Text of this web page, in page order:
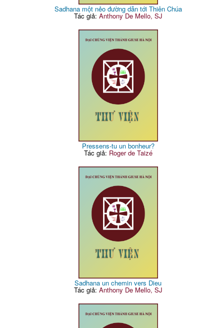
Sadhana một nẻo đường dẫn tới Thiên Chúa
Tác giả: Anthony De Mello, SJ
Pressens-tu un bonheur?
Tác giả: Roger de Taizé
Sadhana un chemin vers Dieu
Tác giả: Anthony De Mello, SJ